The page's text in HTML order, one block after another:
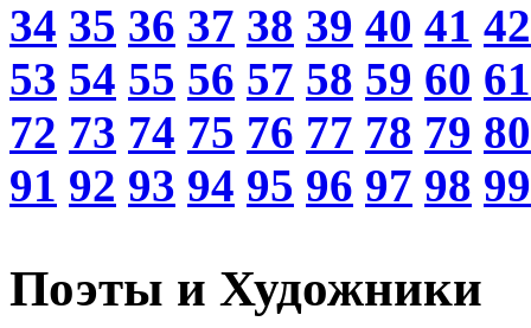
34 35 36 37 38 39 40 41 42
53 54 55 56 57 58 59 60 61
72 73 74 75 76 77 78 79 80
91 92 93 94 95 96 97 98 99
Поэты и Художники